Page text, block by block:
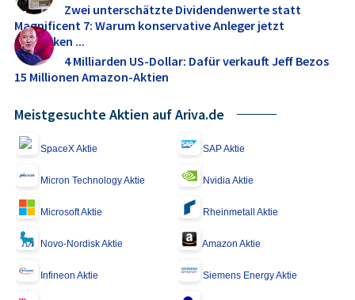
Zwei unterschätzte Dividendenwerte statt
Magnificent 7: Warum konservative Anleger jetzt
umdenken ...
4 Milliarden US-Dollar: Dafür verkauft Jeff Bezos
15 Millionen Amazon-Aktien
Meistgesuchte Aktien auf Ariva.de
SpaceX Aktie SAP Aktie
Micron Technology Aktie Nvidia Aktie
Microsoft Aktie Rheinmetall Aktie
Novo-Nordisk Aktie Amazon Aktie
Infineon Aktie Siemens Energy Aktie